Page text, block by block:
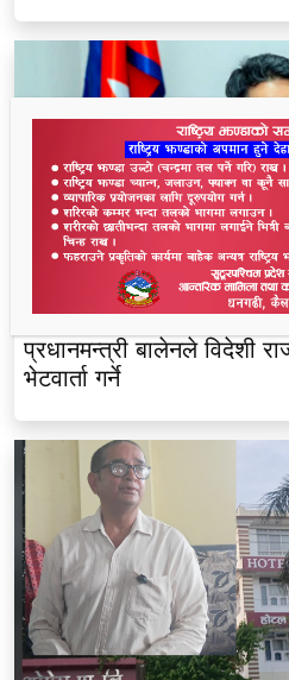
प्रधानमन्त्री बालेनले विदेशी
भेटवार्ता गर्ने